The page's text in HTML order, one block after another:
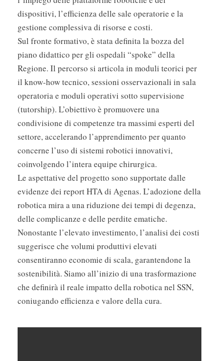
dispositivi, l’efficienza delle sale operatorie e la
gestione complessiva di risorse e costi.
Sul fronte formativo, è stata definita la bozza del
piano didattico per gli ospedali “spoke” della
Regione. Il percorso si articola in moduli teorici per
il know-how tecnico, sessioni osservazionali in sala
operatoria e moduli operativi sotto supervisione
(tutorship). L’obiettivo è promuovere una
condivisione di competenze tra massimi esperti del
settore, accelerando l’apprendimento per quanto
concerne l’uso di sistemi robotici innovativi,
coinvolgendo l’intera equipe chirurgica.
Le aspettative del progetto sono supportate dalle
evidenze dei report HTA di Agenas. L’adozione della
robotica mira a una riduzione dei tempi di degenza,
delle complicanze e delle perdite ematiche.
Nonostante l’elevato investimento, l’analisi dei costi
suggerisce che volumi produttivi elevati
consentiranno economie di scala, garantendone la
sostenibilità. Siamo all’inizio di una trasformazione
che definirà il reale impatto della robotica nel SSN,
coniugando efficienza e valore della cura.